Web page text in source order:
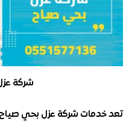
شركة عزل بحي
شركة عزل بحي صياح أمرًا